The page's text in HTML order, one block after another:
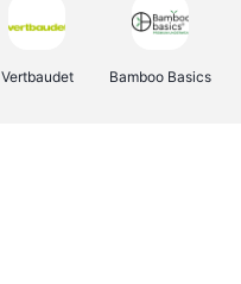
Vertbaudet Bamboo Basics